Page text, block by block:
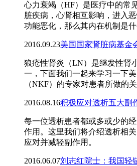
心力衰竭（HF）是医疗中的常
脏疾病，心肾相互影响，进入
功能恶化，那么其内在机制是什
2016.09.23美国国家肾脏病基金
狼疮性肾炎（LN）是继发性肾
一，下面我们一起来学习一下
（NKF）的专家对患者所做的
2016.08.16积极应对透析五大副
每一位透析患者都或多或少的
作用。这里我们将介绍透析相
应对并减轻副作用。
2016.06.07刘志红院士：我国轻